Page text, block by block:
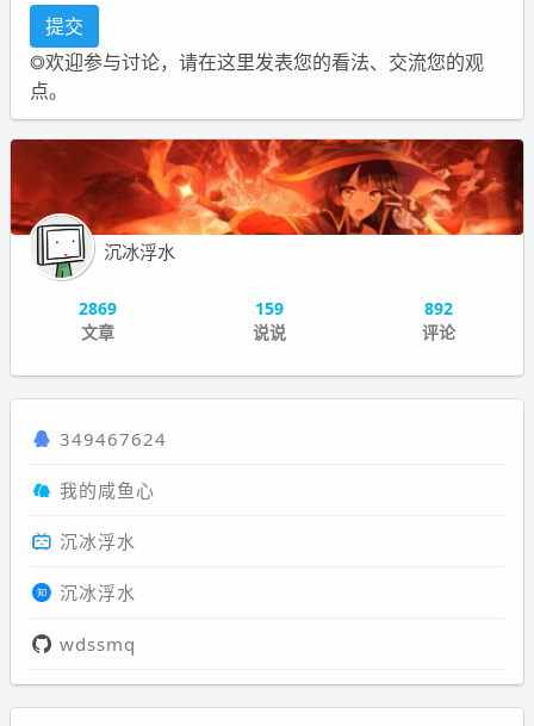
◎欢迎参与讨论，请在这里发表您的看法、交流您的观
点。
沉冰浮水
2869
文章
159
说说
892
评论
349467624
我的咸鱼心
沉冰浮水
沉冰浮水
wdssmq